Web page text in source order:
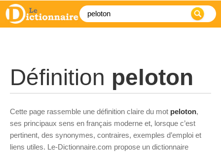
Définition peloton
Cette page rassemble une définition claire du mot peloton,
ses principaux sens en français moderne et, lorsque c’est
pertinent, des synonymes, contraires, exemples d’emploi et
liens utiles. Le-Dictionnaire.com propose un dictionnaire